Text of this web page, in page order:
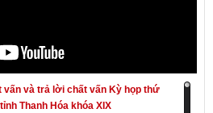
vấn và trả lời chất vấn Kỳ họp thứ
Thanh Hóa khóa XIX